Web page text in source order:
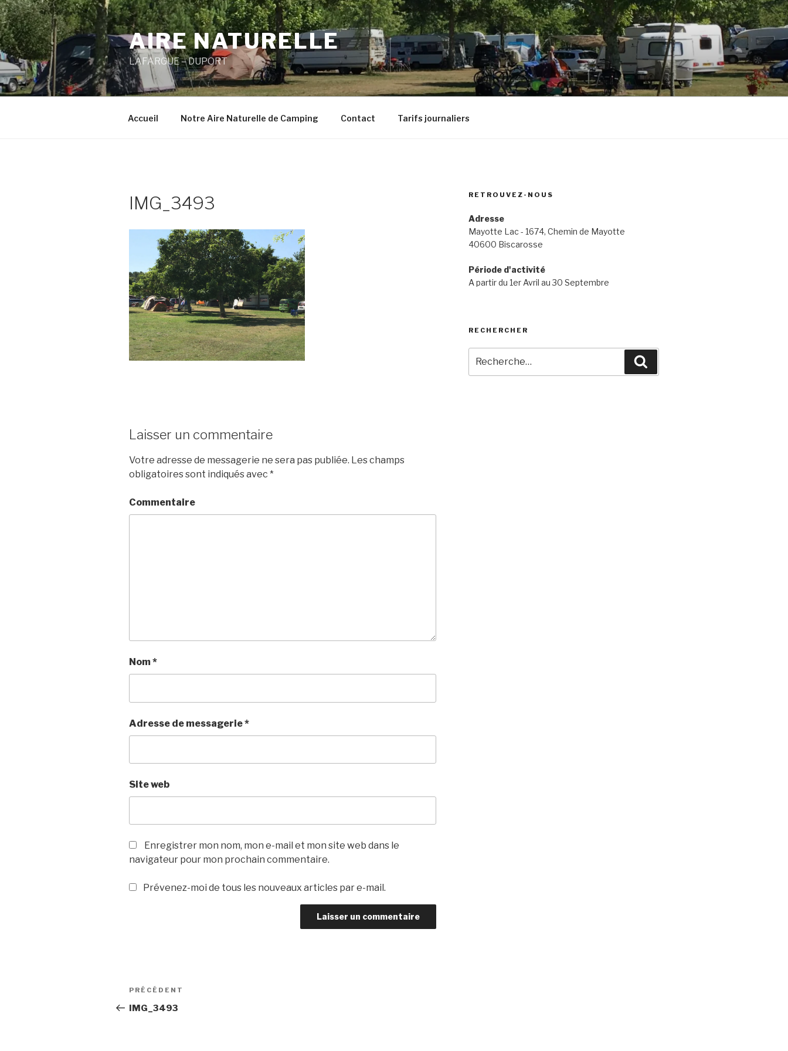
Aller
au
contenu
principal
AIRE NATURELLE
LAFARGUE – DUPORT
Accueil Notre Aire Naturelle de Camping Contact Tarifs journaliers
IMG_3493
Laisser un commentaire
Votre adresse de messagerie ne sera pas publiée. Les champs
obligatoires sont indiqués avec *
Commentaire
Nom*
Adresse de messagerie*
Site web
Enregistrer mon nom, mon e-mail et mon site web dans le
navigateur pour mon prochain commentaire.
Prévenez-moi de tous les nouveaux articles par e-mail.
Navigation
de
Article
précédent
PRÉCÉDENT
IMG_3493
RETROUVEZ-NOUS
Adresse
Mayotte Lac - 1674, Chemin de Mayotte
40600 Biscarosse
Période d'activité
A partir du 1er Avril au 30 Septembre
RECHERCHER
pour
: